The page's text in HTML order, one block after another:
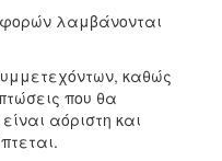
λαμβάνονται
καθώς
που θα
αόριστη και